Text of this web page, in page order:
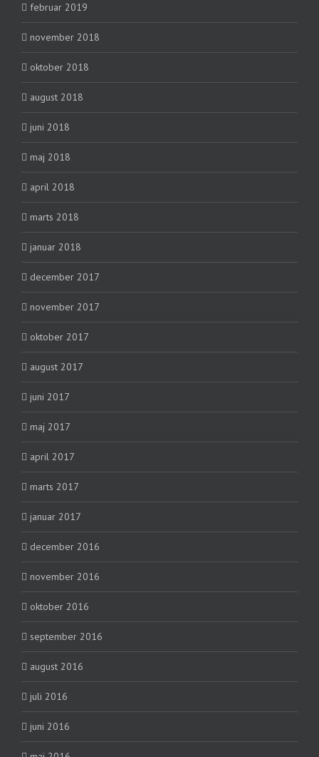
februar 2019
november 2018
oktober 2018
august 2018
juni 2018
maj 2018
april 2018
marts 2018
januar 2018
december 2017
november 2017
oktober 2017
august 2017
juni 2017
maj 2017
april 2017
marts 2017
januar 2017
december 2016
november 2016
oktober 2016
september 2016
august 2016
juli 2016
juni 2016